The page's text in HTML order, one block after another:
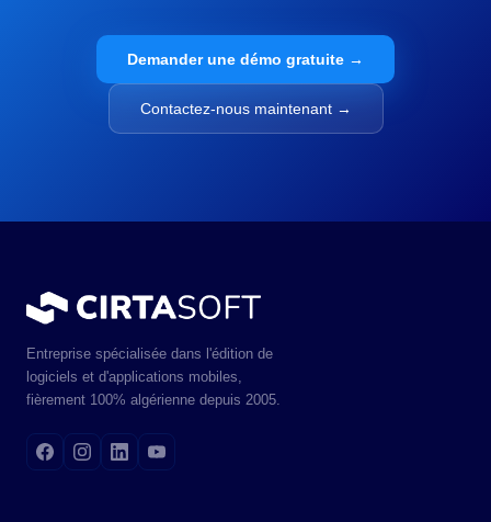
Demander une démo gratuite →
Contactez-nous maintenant →
Entreprise spécialisée dans l'édition de
logiciels et d'applications mobiles,
fièrement 100% algérienne depuis 2005.